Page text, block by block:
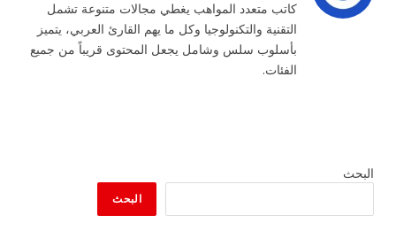
كاتب متعدد المواهب يغطي مجالات متنوعة تشمل
التقنية والتكنولوجيا وكل ما يهم القارئ العربي، يتميز
بأسلوب سلس وشامل يجعل المحتوى قريباً من جميع
الفئات.
البحث
البحث